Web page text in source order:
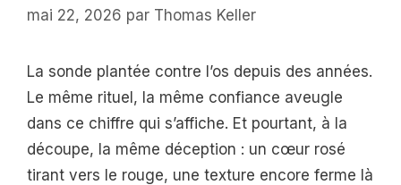
mai 22, 2026 par Thomas Keller
La sonde plantée contre l’os depuis des années.
Le même rituel, la même confiance aveugle
dans ce chiffre qui s’affiche. Et pourtant, à la
découpe, la même déception : un cœur rosé
tirant vers le rouge, une texture encore ferme là